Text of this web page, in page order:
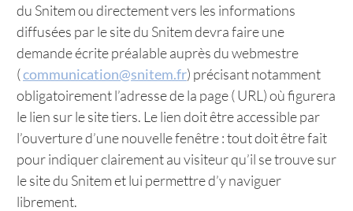
du Snitem ou directement vers les informations
diffusées par le site du Snitem devra faire une
demande écrite préalable auprès du webmestre
(communication@snitem.fr) précisant notamment
obligatoirement l’adresse de la page ( URL) où figurera
le lien sur le site tiers. Le lien doit être accessible par
l’ouverture d’une nouvelle fenêtre : tout doit être fait
pour indiquer clairement au visiteur qu’il se trouve sur
le site du Snitem et lui permettre d’y naviguer
librement.